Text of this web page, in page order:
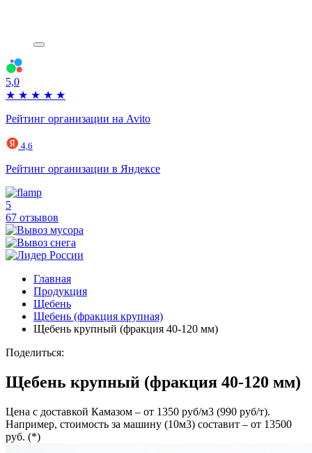
5,0
★ ★ ★ ★ ★
Рейтинг организации на Avito
4,6
Рейтинг организации в Яндексе
5
67 отзывов
Главная
Продукция
Щебень
Щебень (фракция крупная)
Щебень крупный (фракция 40-120 мм)
Поделиться:
Щебень крупный (фракция 40-120 мм)
Цена с доставкой Камазом – от 1350 руб/м3 (990 руб/т).
Например, стоимость за машину (10м3) составит – от 13500
руб. (*)